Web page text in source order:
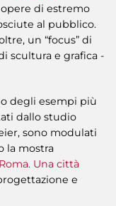
di estremo
al pubblico.
un “focus” di
scultura e grafica -
degli esempi più
dallo studio
sono modulati
la mostra
Una città
e